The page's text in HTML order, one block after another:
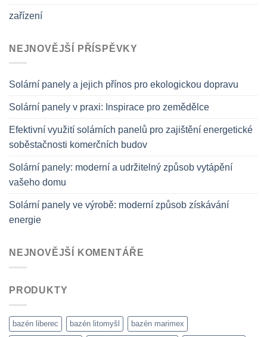
zařízení
NEJNOVĚJŠÍ PŘÍSPĚVKY
Solární panely a jejich přínos pro ekologickou dopravu
Solární panely v praxi: Inspirace pro zemědělce
Efektivní využití solárních panelů pro zajištění energetické
soběstačnosti komerčních budov
Solární panely: moderní a udržitelný způsob vytápění
vašeho domu
Solární panely ve výrobě: moderní způsob získávání
energie
NEJNOVĚJŠÍ KOMENTÁŘE
PRODUKTY
bazén liberec bazén litomyšl bazén marimex